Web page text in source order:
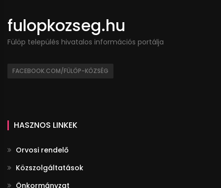
fulopkozseg.hu
Fülöp település hivatalos információs portálja
FACEBOOK.COM/FÜLÖP-KÖZSÉG
HASZNOS LINKEK
Orvosi rendelő
Közszolgáltatások
Önkormányzat